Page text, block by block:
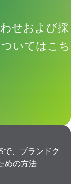
せおよび採
いてはこち
で、ブランドク
めの方法